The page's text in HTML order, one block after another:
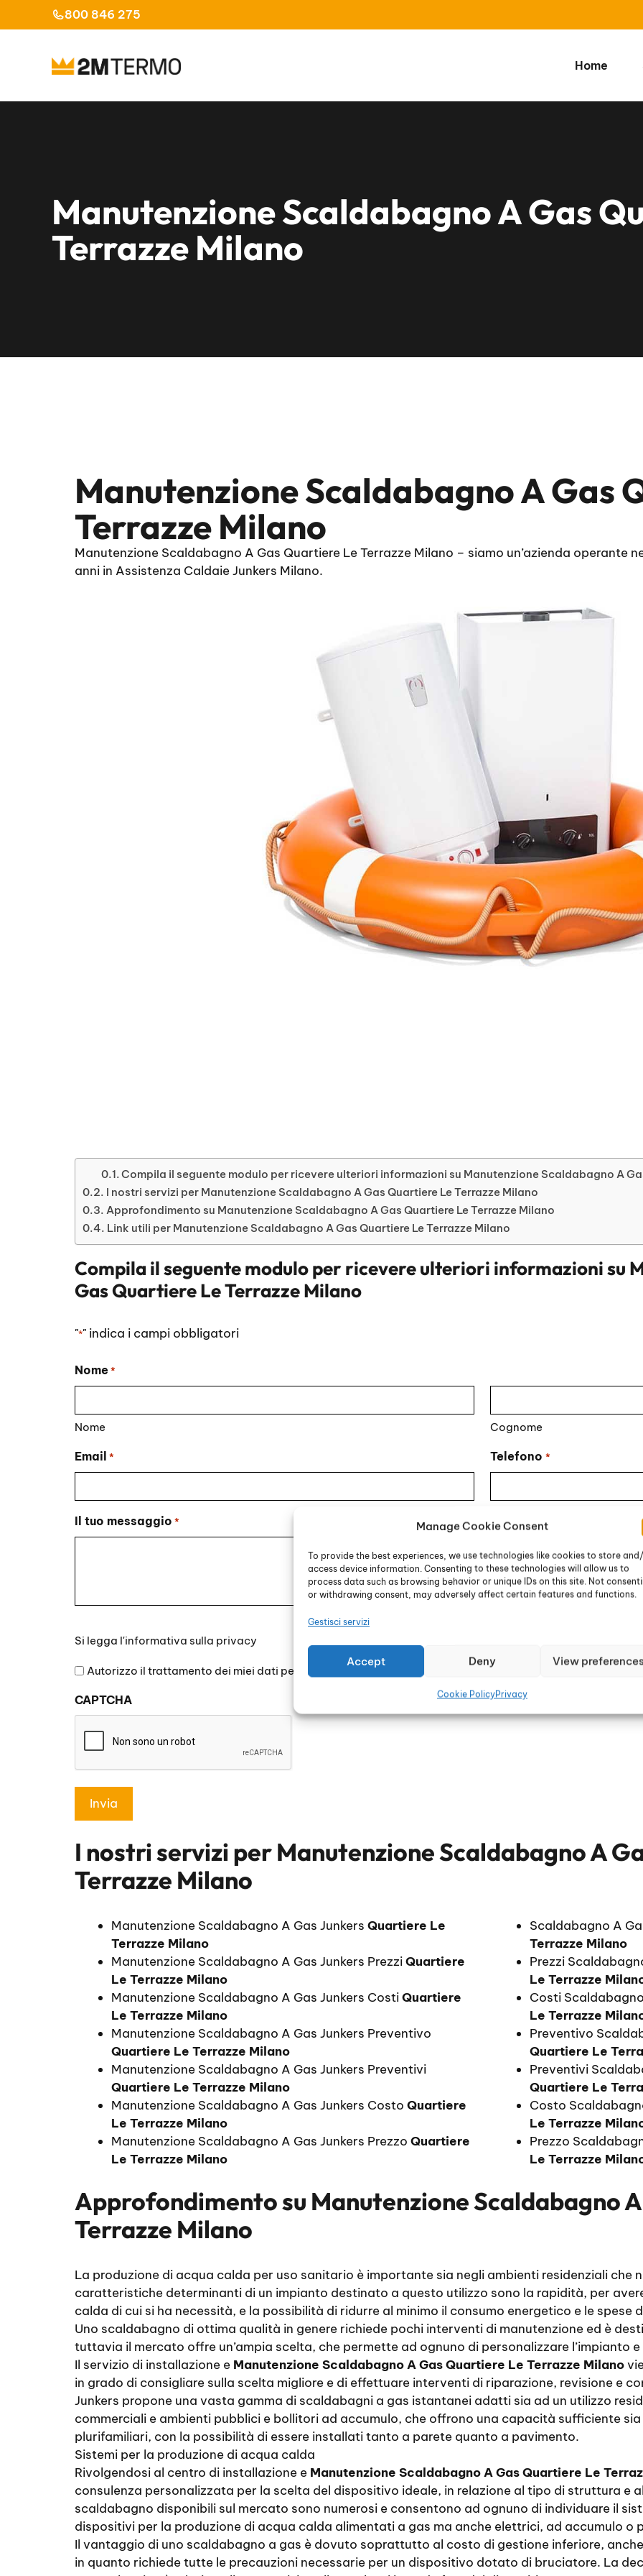
Manage Cookie Consent
To provide the best experiences, we use technologies like cookies to store
access device information. Consenting to these technologies will allow us to
process data such as browsing behavior or unique IDs on this site. Not
or withdrawing consent, may adversely affect certain features and functions.
Gestisci servizi
Accept Deny View preferences
Cookie PolicyPrivacy
al
800 846 275
Home
Manutenzione Scaldabagno A Gas
Terrazze Milano
Manutenzione Scaldabagno A Gas
Terrazze Milano
Manutenzione Scaldabagno A Gas Quartiere Le Terrazze Milano – siamo un’azienda operante
anni in Assistenza Caldaie Junkers Milano.
Compila il seguente modulo per ricevere ulteriori informazioni su Manutenzione Scaldabagno A
I nostri servizi per Manutenzione Scaldabagno A Gas Quartiere Le Terrazze Milano
Approfondimento su Manutenzione Scaldabagno A Gas Quartiere Le Terrazze Milano
Link utili per Manutenzione Scaldabagno A Gas Quartiere Le Terrazze Milano
Compila il seguente modulo per ricevere ulteriori informazioni su
Gas Quartiere Le Terrazze Milano
"*" indica i campi obbligatori
Nome *
Nome Cognome
Email * Telefono *
Il tuo messaggio *
legga
l'informativa
privacy
Si legga l'informativa sulla privacy
Autorizzo il trattamento dei miei dati personali
CAPTCHA
I nostri servizi perManutenzione Scaldabagno A
Terrazze Milano
Manutenzione Scaldabagno A Gas Junkers Quartiere Le
Terrazze Milano
Manutenzione Scaldabagno A Gas Junkers PrezziQuartiere
Le Terrazze Milano
Manutenzione Scaldabagno A Gas Junkers CostiQuartiere
Le Terrazze Milano
Manutenzione Scaldabagno A Gas Junkers Preventivo
Quartiere Le Terrazze Milano
Manutenzione Scaldabagno A Gas Junkers Preventivi
Quartiere Le Terrazze Milano
Manutenzione Scaldabagno A Gas Junkers Costo Quartiere
Le Terrazze Milano
Manutenzione Scaldabagno A Gas Junkers Prezzo Quartiere
Le Terrazze Milano
Scaldabagno A
Terrazze Milano
Prezzi
Le Terrazze
Costi
Le Terrazze
Preventivo
Quartiere Le
Preventivi
Quartiere Le
Costo
Le Terrazze
Prezzo
Le Terrazze
Approfondimento su Manutenzione Scaldabagno
Terrazze Milano
La produzione di acqua calda per uso sanitario è importante sia negli ambienti residenziali che
caratteristiche determinanti di un impianto destinato a questo utilizzo sono la rapidità, per
calda di cui si ha necessità, e la possibilità di ridurre al minimo il consumo energetico e le spese
Uno scaldabagno di ottima qualità in genere richiede pochi interventi di manutenzione ed è
tuttavia il mercato offre un’ampia scelta, che permette ad ognuno di personalizzare l’impianto
Il servizio di installazione e Manutenzione Scaldabagno A Gas Quartiere Le Terrazze Milano
in grado di consigliare sulla scelta migliore e di effettuare interventi di riparazione, revisione e
Junkers propone una vasta gamma di scaldabagni a gas istantanei adatti sia ad un utilizzo
commerciali e ambienti pubblici e bollitori ad accumulo, che offrono una capacità sufficiente
plurifamiliari, con la possibilità di essere installati tanto a parete quanto a pavimento.
Sistemi per la produzione di acqua calda
Rivolgendosi al centro di installazione e Manutenzione Scaldabagno A Gas Quartiere Le
consulenza personalizzata per la scelta del dispositivo ideale, in relazione al tipo di struttura e
scaldabagno disponibili sul mercato sono numerosi e consentono ad ognuno di individuare il
dispositivi per la produzione di acqua calda alimentati a gas ma anche elettrici, ad accumulo o
Il vantaggio di uno scaldabagno a gas è dovuto soprattutto al costo di gestione inferiore,
in quanto richiede tutte le precauzioni necessarie per un dispositivo dotato di bruciatore. La